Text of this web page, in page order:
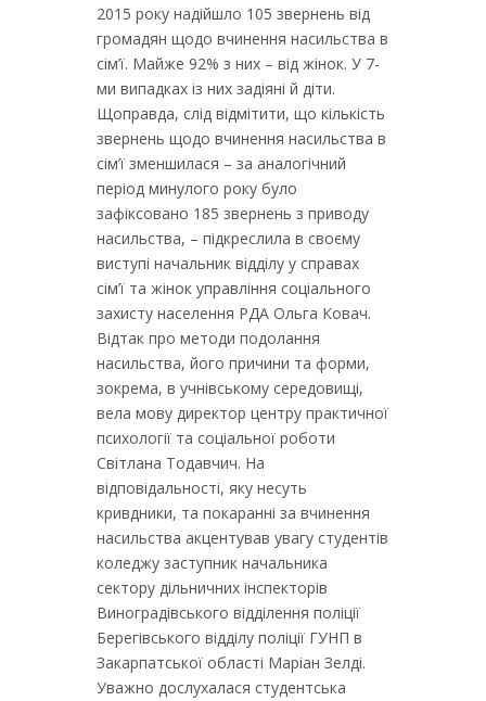
2015 року надійшло 105 звернень від
громадян щодо вчинення насильства в
сім’ї. Майже 92% з них – від жінок. У 7-
ми випадках із них задіяні й діти.
Щоправда, слід відмітити, що кількість
звернень щодо вчинення насильства в
сім’ї зменшилася – за аналогічний
період минулого року було
зафіксовано 185 звернень з приводу
насильства, – підкреслила в своєму
виступі начальник відділу у справах
сім’ї та жінок управління соціального
захисту населення РДА Ольга Ковач.
Відтак про методи подолання
насильства, його причини та форми,
зокрема, в учнівському середовищі,
вела мову директор центру практичної
психології та соціальної роботи
Світлана Тодавчич. На
відповідальності, яку несуть
кривдники, та покаранні за вчинення
насильства акцентував увагу студентів
коледжу заступник начальника
сектору дільничних інспекторів
Виноградівського відділення поліції
Берегівського відділу поліції ГУНП в
Закарпатської області Маріан Зелді.
Уважно дослухалася студентська